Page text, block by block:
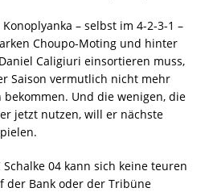
– selbst im 4-2-3-1 –
Choupo-Moting und hinter
Caligiuri einsortieren muss,
Saison vermutlich nicht mehr
Und die wenigen, die
jetzt nutzen, will er nächste
04 kann sich keine teuren
der Bank oder der Tribüne